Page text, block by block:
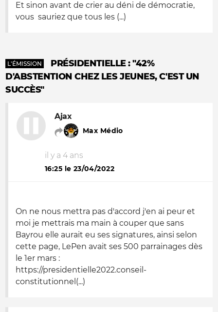
Et sinon avant de crier au déni de démocratie,
vous sauriez que tous les (...)
L'ÉMISSION
PRÉSIDENTIELLE : "42%
D'ABSTENTION CHEZ LES JEUNES, C'EST UN
SUCCÈS"
Ajax
Max Médio
il y a 4 ans
16:25 le 23/04/2022
On ne nous mettra pas d'accord j'en ai peur et
moi je mettrais ma main à couper que sans
Bayrou elle aurait eu ses signatures, ainsi selon
cette page, LePen avait ses 500 parrainages dès
le 1er mars :
https://presidentielle2022.conseil-
constitutionnel(...)